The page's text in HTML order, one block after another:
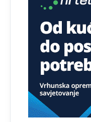
nema pristup
Анонимно2818605
Najveći dio
koristi internet, niti
Анонимно2818605
Uvođenje pravila da
(krstića) kružić
obojiti (popuniti)